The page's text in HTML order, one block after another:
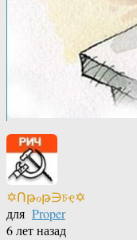
✡Ոթℴթ∋চҿ✡
для Proper
6 лет назад